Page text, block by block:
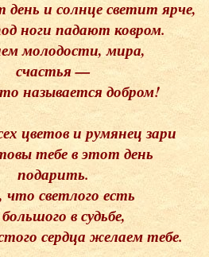
и солнце светит ярче,
ноги падают ковром.
молодости, мира,
счастья —
называется добром!
цветов и румянец зари
тебе в этот день
подарить.
что светлого есть
в судьбе,
сердца желаем тебе.